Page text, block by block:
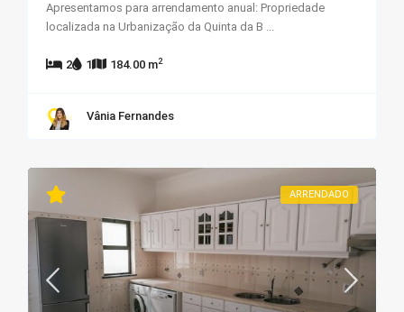
Apresentamos para arrendamento anual: Propriedade
localizada na Urbanização da Quinta da B ...
2 1 184.00 m2
Vânia Fernandes
ARRENDADO